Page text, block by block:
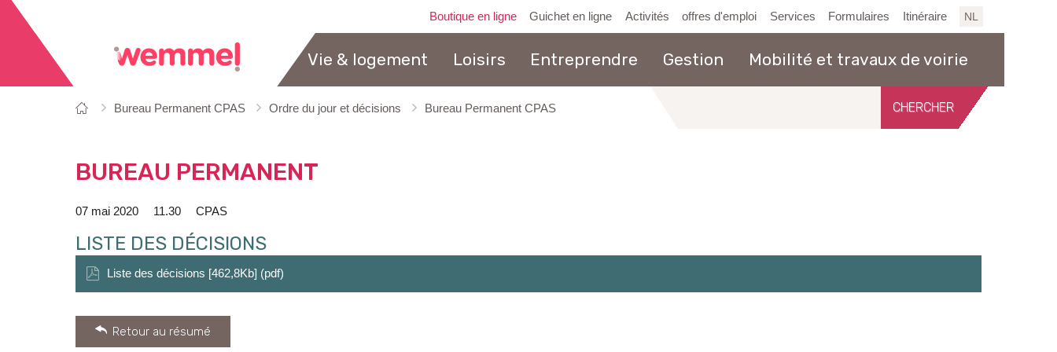
Boutique en ligne Guichet en ligne Activités offres d'emploi Services Formulaires Itinéraire NL
Vie & logement Loisirs Entreprendre Gestion Mobilité et travaux de voirie
êtes
Page
Bureau Permanent CPAS Ordre du jour et décisions Bureau Permanent CPAS
BUREAU PERMANENT
07 mai 2020 11.30 CPAS
LISTE DES DÉCISIONS
Liste des décisions [462,8Kb] (pdf)
Retour au résumé